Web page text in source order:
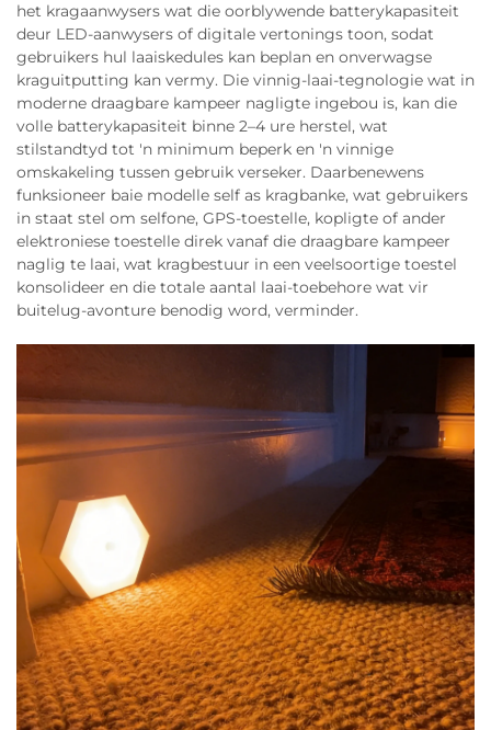
het kragaanwysers wat die oorblywende batterykapasiteit
deur LED-aanwysers of digitale vertonings toon, sodat
gebruikers hul laaiskedules kan beplan en onverwagse
kraguitputting kan vermy. Die vinnig-laai-tegnologie wat in
moderne draagbare kampeer nagligte ingebou is, kan die
volle batterykapasiteit binne 2–4 ure herstel, wat
stilstandtyd tot 'n minimum beperk en 'n vinnige
omskakeling tussen gebruik verseker. Daarbenewens
funksioneer baie modelle self as kragbanke, wat gebruikers
in staat stel om selfone, GPS-toestelle, kopligte of ander
elektroniese toestelle direk vanaf die draagbare kampeer
naglig te laai, wat kragbestuur in een veelsoortige toestel
konsolideer en die totale aantal laai-toebehore wat vir
buitelug-avonture benodig word, verminder.